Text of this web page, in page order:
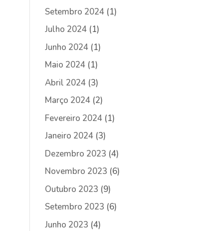
Setembro 2024 (1)
Julho 2024 (1)
Junho 2024 (1)
Maio 2024 (1)
Abril 2024 (3)
Março 2024 (2)
Fevereiro 2024 (1)
Janeiro 2024 (3)
Dezembro 2023 (4)
Novembro 2023 (6)
Outubro 2023 (9)
Setembro 2023 (6)
Junho 2023 (4)